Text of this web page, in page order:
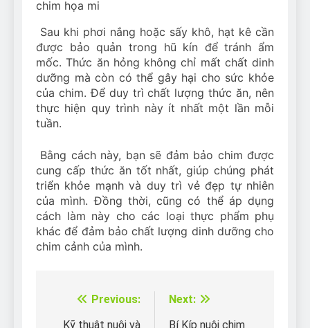
chim họa mi
Sau khi phơi nắng hoặc sấy khô, hạt kê cần
được bảo quản trong hũ kín để tránh ẩm
mốc. Thức ăn hỏng không chỉ mất chất dinh
dưỡng mà còn có thể gây hại cho sức khỏe
của chim. Để duy trì chất lượng thức ăn, nên
thực hiện quy trình này ít nhất một lần mỗi
tuần.
Bằng cách này, bạn sẽ đảm bảo chim được
cung cấp thức ăn tốt nhất, giúp chúng phát
triển khỏe mạnh và duy trì vẻ đẹp tự nhiên
của mình. Đồng thời, cũng có thể áp dụng
cách làm này cho các loại thực phẩm phụ
khác để đảm bảo chất lượng dinh dưỡng cho
chim cảnh của mình.
Điều
Previous:
Kỹ thuật nuôi và
Next:
Bí Kíp nuôi chim